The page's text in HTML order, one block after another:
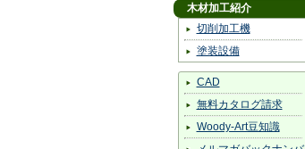
木材加工紹介
切削加工機
塗装設備
CAD
無料カタログ請求
Woody-Art豆知識